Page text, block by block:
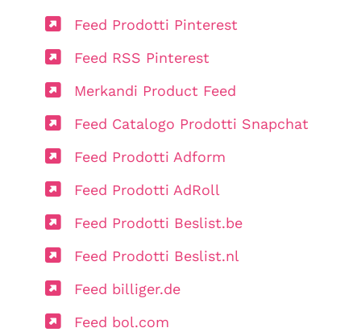
Feed Prodotti Pinterest
Feed RSS Pinterest
Merkandi Product Feed
Feed Catalogo Prodotti Snapchat
Feed Prodotti Adform
Feed Prodotti AdRoll
Feed Prodotti Beslist.be
Feed Prodotti Beslist.nl
Feed billiger.de
Feed bol.com